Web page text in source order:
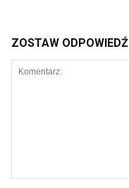
ZOSTAW ODPOWIEDŹ